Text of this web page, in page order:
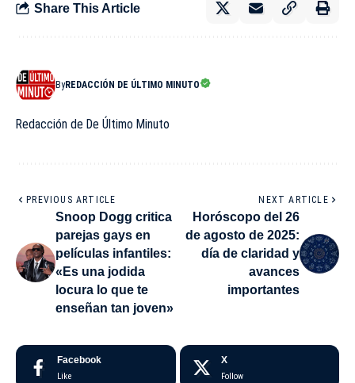
Share This Article
ByREDACCIÓN DE ÚLTIMO MINUTO
Redacción de De Último Minuto
PREVIOUS ARTICLE
Snoop Dogg critica
parejas gays en
películas infantiles:
«Es una jodida
locura lo que te
enseñan tan joven»
NEXT ARTICLE
Horóscopo del 26
de agosto de 2025:
día de claridad y
avances
importantes
Facebook
Like
X
Follow